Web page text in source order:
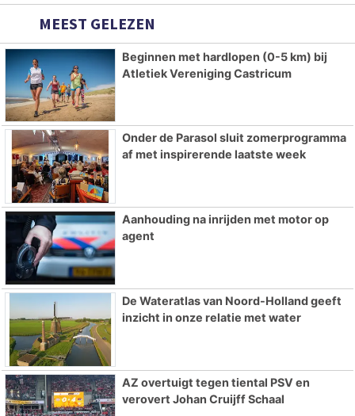
MEEST GELEZEN
Beginnen met hardlopen (0-5 km) bij
Atletiek Vereniging Castricum
Onder de Parasol sluit zomerprogramma
af met inspirerende laatste week
Aanhouding na inrijden met motor op
agent
De Wateratlas van Noord-Holland geeft
inzicht in onze relatie met water
AZ overtuigt tegen tiental PSV en
verovert Johan Cruijff Schaal